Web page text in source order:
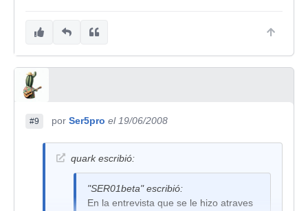
a sonido, que corran sobre un dsp que sobre la
también
.
suenan igual que los compresores de serie del
Saludos.
#9 por Ser5pro el 19/06/2008
quark escribió:
"SER01beta" escribió:
En la entrevista que se le hizo atraves